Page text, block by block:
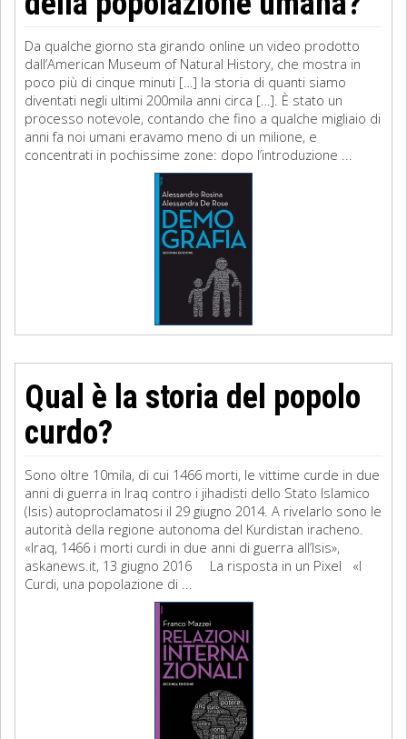
Da qualche giorno sta girando online un video prodotto
dall’American Museum of Natural History, che mostra in
poco più di cinque minuti […] la storia di quanti siamo
diventati negli ultimi 200mila anni circa […]. È stato un
processo notevole, contando che fino a qualche migliaio di
anni fa noi umani eravamo meno di un milione, e
concentrati in pochissime zone: dopo l’introduzione ...
Qual è la storia del popolo
curdo?
Sono oltre 10mila, di cui 1466 morti, le vittime curde in due
anni di guerra in Iraq contro i jihadisti dello Stato Islamico
(Isis) autoproclamatosi il 29 giugno 2014. A rivelarlo sono le
autorità della regione autonoma del Kurdistan iracheno.
«Iraq, 1466 i morti curdi in due anni di guerra all’Isis»,
askanews.it, 13 giugno 2016 La risposta in un Pixel «I
Curdi, una popolazione di ...